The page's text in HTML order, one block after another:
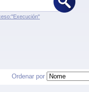
Ordenar por